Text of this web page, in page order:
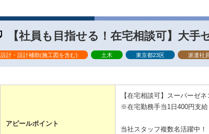
【社員も目指せる！在宅相談可】大
設計・設計補助(施工図を含む) 土木 東京都23区 派遣社
アピールポイント
【在宅相談可】スーパーゼネ
※在宅勤務手当1日400円支給
当社スタッフ複数名活躍中！